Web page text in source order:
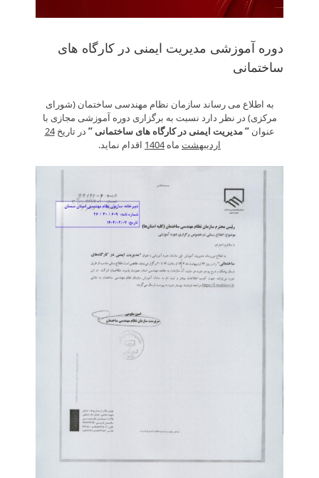
دوره آموزشی مدیریت ایمنی در کارگاه های
ساختمانی
به اطلاع می رساند سازمان نظام مهندسی ساختمان (شورای
مرکزی) در نظر دارد نسبت به برگزاری دوره آموزشی مجازی با
عنوان” مدیریت ایمنی در کارگاه های ساختمانی ” در تاریخ24
اردیبهشت ماه1404 اقدام نماید.